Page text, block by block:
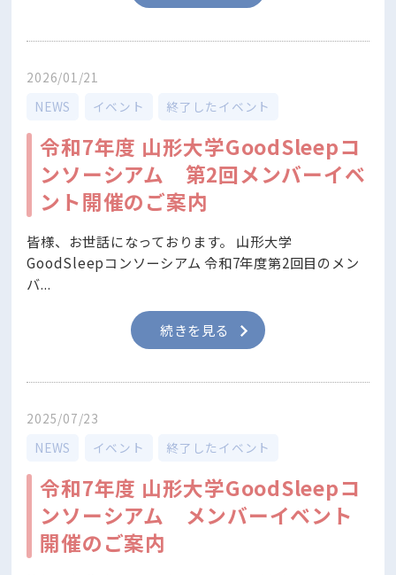
2026/01/21
NEWS
イベント 終了したイベント
令和7年度 山形大学GoodSleepコ
ンソーシアム 第2回メンバーイベ
ント開催のご案内
皆様、お世話になっております。 山形大学
GoodSleepコンソーシアム 令和7年度第2回目のメン
バ...
続きを見る
2025/07/23
NEWS
イベント 終了したイベント
令和7年度 山形大学GoodSleepコ
ンソーシアム メンバーイベント
開催のご案内